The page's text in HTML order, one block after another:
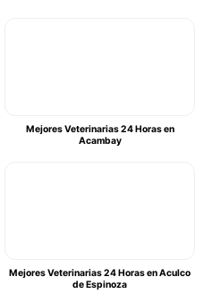
Mejores Veterinarias 24 Horas en
Acambay
Mejores Veterinarias 24 Horas en Aculco
de Espinoza